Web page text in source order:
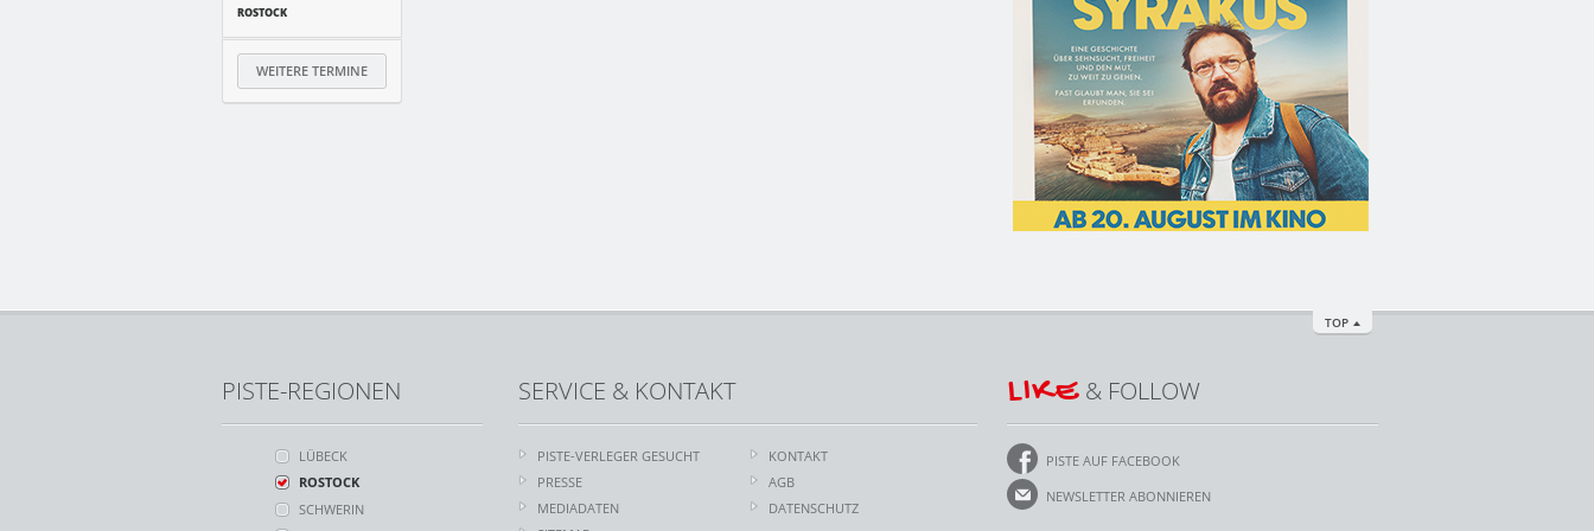
ROSTOCK
WEITERE TERMINE
TOP
PISTE-REGIONEN
LÜBECK
ROSTOCK
SCHWERIN
SERVICE & KONTAKT
PISTE-VERLEGER GESUCHT
PRESSE
MEDIADATEN
KONTAKT
AGB
DATENSCHUTZ
LIKE& FOLLOW
PISTE AUF FACEBOOK
NEWSLETTER ABONNIEREN